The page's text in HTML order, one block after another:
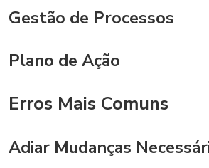
Gestão de Processos
Plano de Ação
Erros Mais Comuns
Adiar Mudanças